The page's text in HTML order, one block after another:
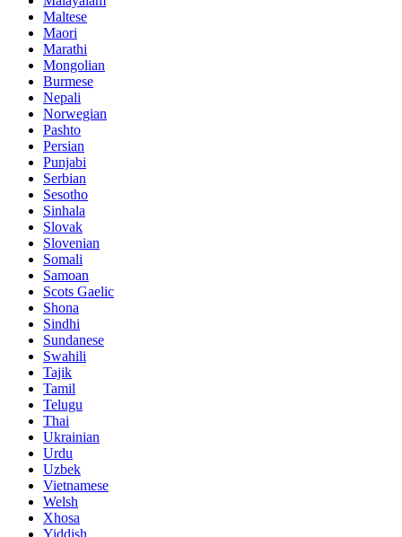
Maltese
Maori
Marathi
Mongolian
Burmese
Nepali
Norwegian
Pashto
Persian
Punjabi
Serbian
Sesotho
Sinhala
Slovak
Slovenian
Somali
Samoan
Scots Gaelic
Shona
Sindhi
Sundanese
Swahili
Tajik
Tamil
Telugu
Thai
Ukrainian
Urdu
Uzbek
Vietnamese
Welsh
Xhosa